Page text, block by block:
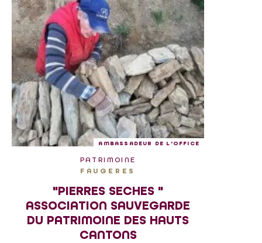
AMBASSADEUR DE L'OFFICE
PATRIMOINE
FAUGERES
"PIERRES SECHES "
ASSOCIATION SAUVEGARDE
DU PATRIMOINE DES HAUTS
CANTONS